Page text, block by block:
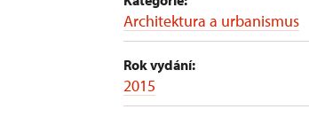
Architektura a urbanismus
Rok vydání:
2015